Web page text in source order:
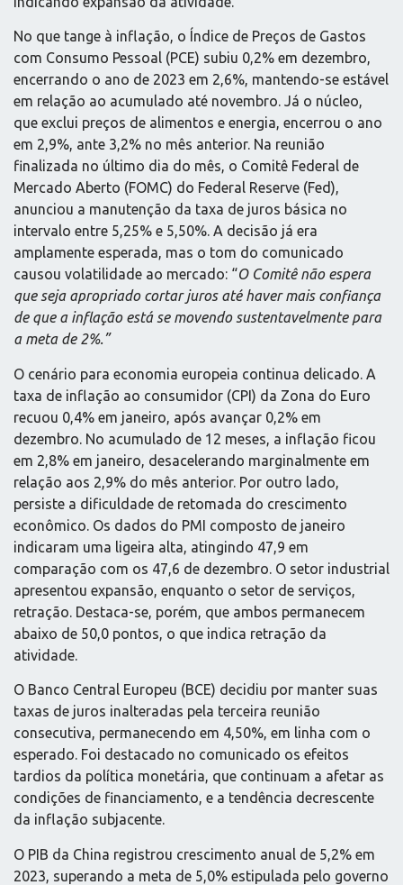
No que tange à inflação, o Índice de Preços de Gastos
com Consumo Pessoal (PCE) subiu 0,2% em dezembro,
encerrando o ano de 2023 em 2,6%, mantendo-se estável
em relação ao acumulado até novembro. Já o núcleo,
que exclui preços de alimentos e energia, encerrou o ano
em 2,9%, ante 3,2% no mês anterior. Na reunião
finalizada no último dia do mês, o Comitê Federal de
Mercado Aberto (FOMC) do Federal Reserve (Fed),
anunciou a manutenção da taxa de juros básica no
intervalo entre 5,25% e 5,50%. A decisão já era
amplamente esperada, mas o tom do comunicado
causou volatilidade ao mercado: “O Comitê não espera
que seja apropriado cortar juros até haver mais confiança
de que a inflação está se movendo sustentavelmente para
a meta de 2%.”
O cenário para economia europeia continua delicado. A
taxa de inflação ao consumidor (CPI) da Zona do Euro
recuou 0,4% em janeiro, após avançar 0,2% em
dezembro. No acumulado de 12 meses, a inflação ficou
em 2,8% em janeiro, desacelerando marginalmente em
relação aos 2,9% do mês anterior. Por outro lado,
persiste a dificuldade de retomada do crescimento
econômico. Os dados do PMI composto de janeiro
indicaram uma ligeira alta, atingindo 47,9 em
comparação com os 47,6 de dezembro. O setor industrial
apresentou expansão, enquanto o setor de serviços,
retração. Destaca-se, porém, que ambos permanecem
abaixo de 50,0 pontos, o que indica retração da
atividade.
O Banco Central Europeu (BCE) decidiu por manter suas
taxas de juros inalteradas pela terceira reunião
consecutiva, permanecendo em 4,50%, em linha com o
esperado. Foi destacado no comunicado os efeitos
tardios da política monetária, que continuam a afetar as
condições de financiamento, e a tendência decrescente
da inflação subjacente.
O PIB da China registrou crescimento anual de 5,2% em
2023, superando a meta de 5,0% estipulada pelo governo